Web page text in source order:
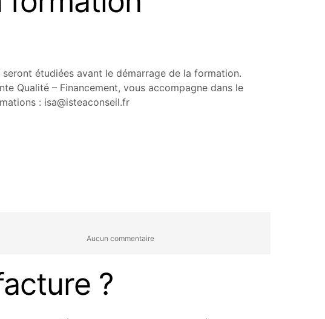
étudiées avant le démarrage de la formation.
Qualité – Financement, vous accompagne dans le
: isa@isteaconseil.fr
Aucun commentaire
?